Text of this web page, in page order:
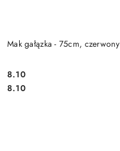
Mak gałązka - 75cm, czerwony
Cena:
8.10
Cena:
8.10